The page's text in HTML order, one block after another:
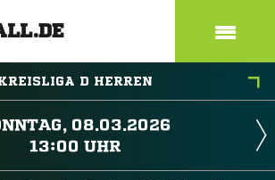
D HERREN

 